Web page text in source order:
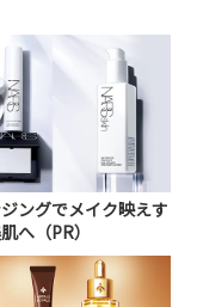
ングでメイク映えす
へ（PR）